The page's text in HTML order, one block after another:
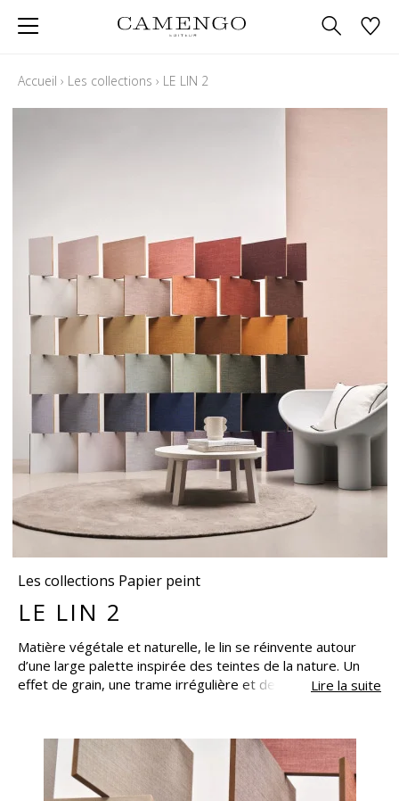
Accueil › Les collections › LE LIN 2
Les collections Papier peint
LE LIN 2
Matière végétale et naturelle, le lin se réinvente autour
d’une large palette inspirée des teintes de la nature. Un
effet de grain, une trame irrégulière et de subtiles nuances
modernité et se décline en une version brillante et
luxueuse : ANKAA.
Lire la suite